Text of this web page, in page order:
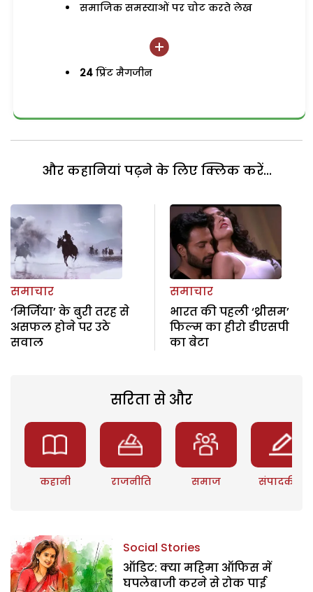
समाजिक समस्याओं पर चोट करते लेख
24 प्रिंट मैगजीन
और कहानियां पढ़ने के लिए क्लिक करें...
समाचार
‘मिर्जिया’ के बुरी तरह से
असफल होने पर उठे
सवाल
समाचार
भारत की पहली ‘थ्रीसम’
फिल्म का हीरो डीएसपी
का बेटा
सरिता से और
कहानी राजनीति समाज संपादकीय
Social Stories
ऑडिट: क्या महिमा ऑफिस में
घपलेबाजी करने से रोक पाई